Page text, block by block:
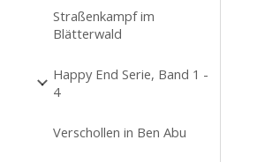
Straßenkampf im
Blätterwald
Happy End Serie, Band 1 -
4
Verschollen in Ben Abu